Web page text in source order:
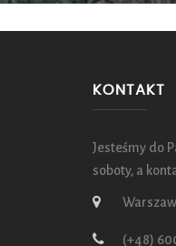
KONTAKT
Jesteśmy do
soboty, a
(+48)